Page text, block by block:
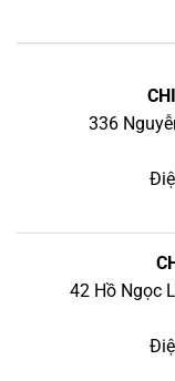
336
42 Hồ Ngọc